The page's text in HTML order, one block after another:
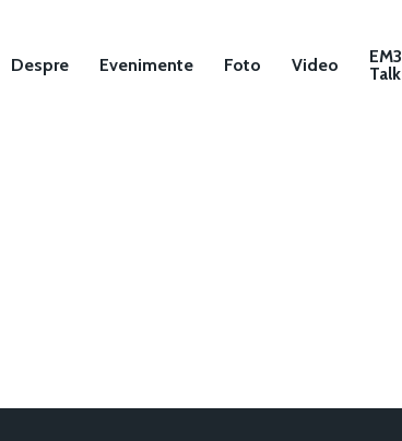
Despre Evenimente Foto Video
Talk